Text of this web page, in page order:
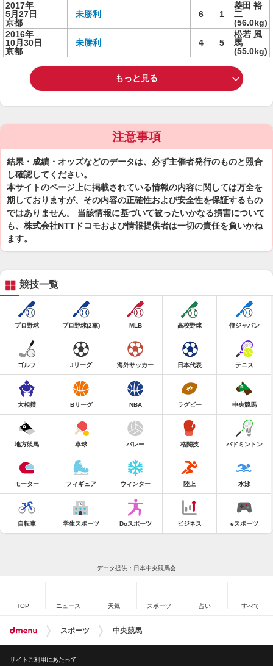
2017年
5月27日
京都
未勝利 6 1
菱田 裕
二
(56.0kg)
2016年
10月30日
京都
未勝利 4 5
松若 風
馬
(55.0kg)
もっと見る
注意事項
結果・成績・オッズなどのデータは、必ず主催者発行のものと照合
し確認してください。
本サイトのページ上に掲載されている情報の内容に関しては万全を
期しておりますが、その内容の正確性および安全性を保証するもの
ではありません。 当該情報に基づいて被ったいかなる損害について
も、株式会社NTTドコモおよび情報提供者は一切の責任を負いかね
ます。
競技一覧
プロ野球 プロ野球(2軍) MLB 高校野球 侍ジャパン
ゴルフ Jリーグ 海外サッカー 日本代表 テニス
大相撲 Bリーグ NBA ラグビー 中央競馬
地方競馬 卓球 バレー 格闘技 バドミントン
モーター フィギュア ウィンター 陸上 水泳
自転車 学生スポーツ Doスポーツ ビジネス eスポーツ
データ提供：日本中央競馬会
TOP ニュース 天気 スポーツ 占い すべて
スポーツ 中央競馬
サイトご利用にあたって